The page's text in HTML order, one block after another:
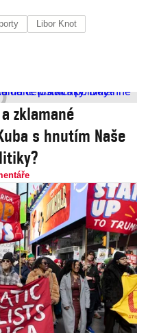
Libor Knot
zklamané
s hnutím Naše